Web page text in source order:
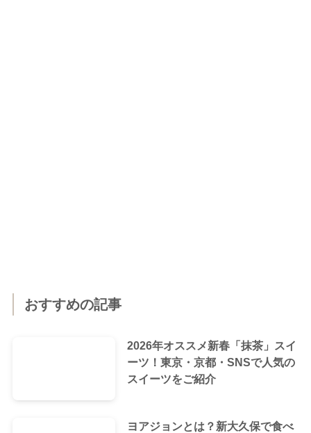
おすすめの記事
2026年オススメ新春「抹茶」スイ
ーツ！東京・京都・SNSで人気の
スイーツをご紹介
ヨアジョンとは？新大久保で食べ